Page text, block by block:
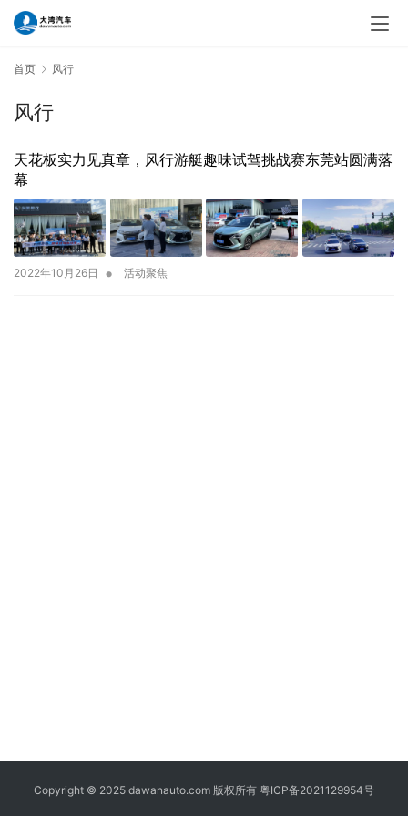
首页 风行
风行
天花板实力见真章，风行游艇趣味试驾挑战赛东莞站圆满落
幕
2022年10月26日 • 活动聚焦
Copyright © 2025 dawanauto.com 版权所有 粤ICP备2021129954号